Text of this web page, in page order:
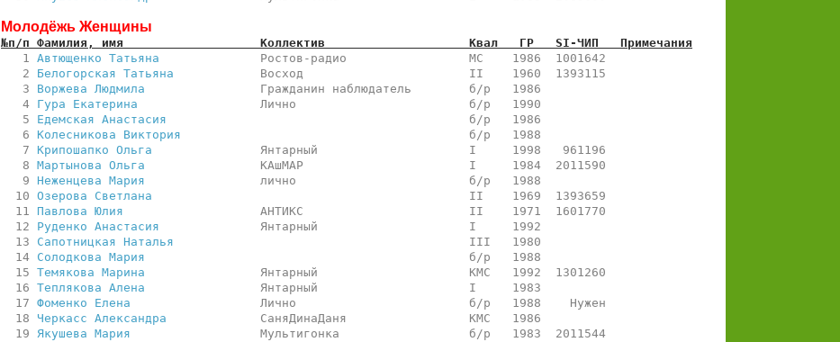
Молодёжь Женщины
№п/п Фамилия, имя                   Коллектив                    Квал   ГР   SI-ЧИП   Примечания
   1
Автющенко Татьяна
Ростов-радио                 МС    1986  1001642
   2
Белогорская Татьяна
Восход                       II    1960  1393115
   3
Воржева Людмила
Гражданин наблюдатель        б/р   1986
   4
Гура Екатерина
Лично                        б/р   1990
   5
Едемская Анастасия
                              б/р   1986
   6
Колесникова Виктория
                              б/р   1988
   7
Крипошапко Ольга
Янтарный                     I     1998   961196
   8
Мартынова Ольга
КАшМАР                       I     1984  2011590
   9
Неженцева Мария
лично                        б/р   1988
  10
Озерова Светлана
                              II    1969  1393659
  11
Павлова Юлия
АНТИКС                       II    1971  1601770
  12
Руденко Анастасия
Янтарный                     I     1992
  13
Сапотницкая Наталья
                              III   1980
  14
Солодкова Мария
                              б/р   1988
  15
Темякова Марина
Янтарный                     КМС   1992  1301260
  16
Теплякова Алена
Янтарный                     I     1983
  17
Фоменко Елена
Лично                        б/р   1988    Нужен
  18
Черкасс Александра
СаняДинаДаня                 КМС   1986
  19
Якушева Мария Мультигонка                  б/р   1983  2011544